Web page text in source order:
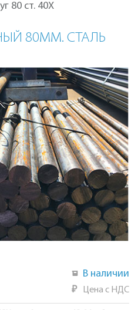
80 ст. 40Х
80ММ. СТАЛЬ
В наличии
₽ Цена с НДС